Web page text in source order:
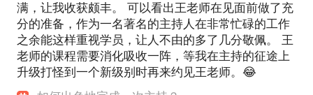
满，让我收获颇丰。 可以看出王老师在见面前做了充
分的准备，作为一名著名的主持人在非常忙碌的工作
之余能这样重视学员，让人不由的多了几分敬佩。 王
老师的课程需要消化吸收一阵，等我在主持的征途上
升级打怪到一个新级别时再来约见王老师。😂